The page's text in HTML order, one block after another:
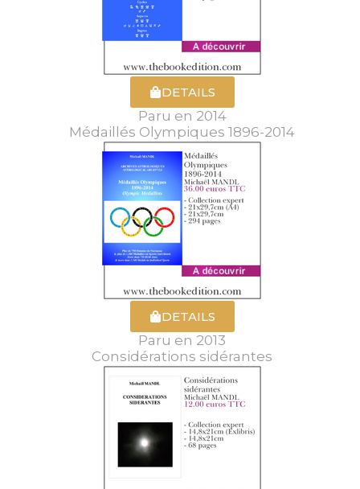
DETAILS
Paru en 2014
Médaillés Olympiques 1896-2014
DETAILS
Paru en 2013
Considérations sidérantes